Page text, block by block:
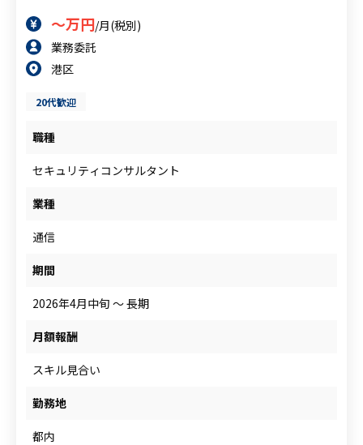
よくある質問
お役立ちコラム
人材をお探しの企業様
案件について相談
～万円/月(税別)
業務委託
港区
20代歓迎
職種
セキュリティコンサルタント
業種
通信
期間
2026年4月中旬 ～ 長期
月額報酬
スキル見合い
勤務地
都内